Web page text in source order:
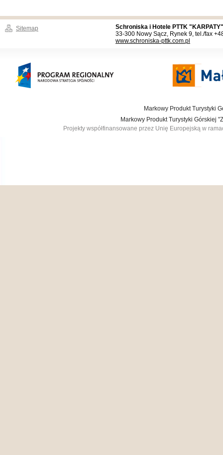
Sitemap
Schroniska i Hotele PTTK
33-300 Nowy Sącz, Rynek 9, tel./fax
www.schroniska-pttk.com.pl
Markowy Produkt Turystyki
Markowy Produkt Turystyki Górskiej
Projekty współfinansowane przez Unię Europejską w